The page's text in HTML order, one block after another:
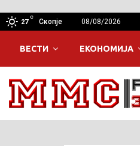
27
C
Скопје 08/08/2026
ВЕСТИ ЕКОНОМИЈА